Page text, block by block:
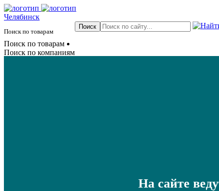
Челябинск
Поиск по товарам
Поиск по товарам
Поиск по компаниям
На сайте